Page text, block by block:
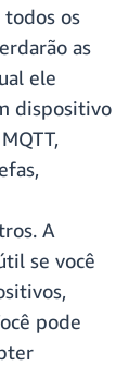
todos os
as
ele
dispositivo
A
se você
pode